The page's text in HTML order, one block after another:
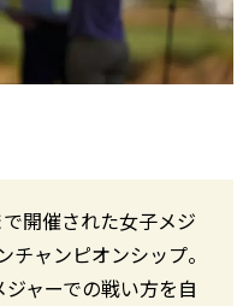
開催された女子メジ
チャンピオンシップ。
ャーでの戦い方を自